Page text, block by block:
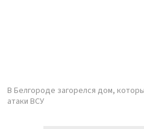
В Белгороде загорелся дом,
атаки ВСУ